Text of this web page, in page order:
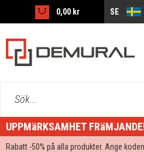
0,00 kr SE
Sök...
UPPMäRKSAMHET
Rabatt -50% på alla produkter. Ange